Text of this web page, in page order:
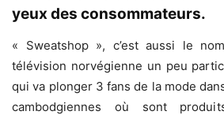
yeux des consommateurs.
« Sweatshop », c’est aussi le
télévision norvégienne un peu
qui va plonger 3 fans de la mode
cambodgiennes où sont